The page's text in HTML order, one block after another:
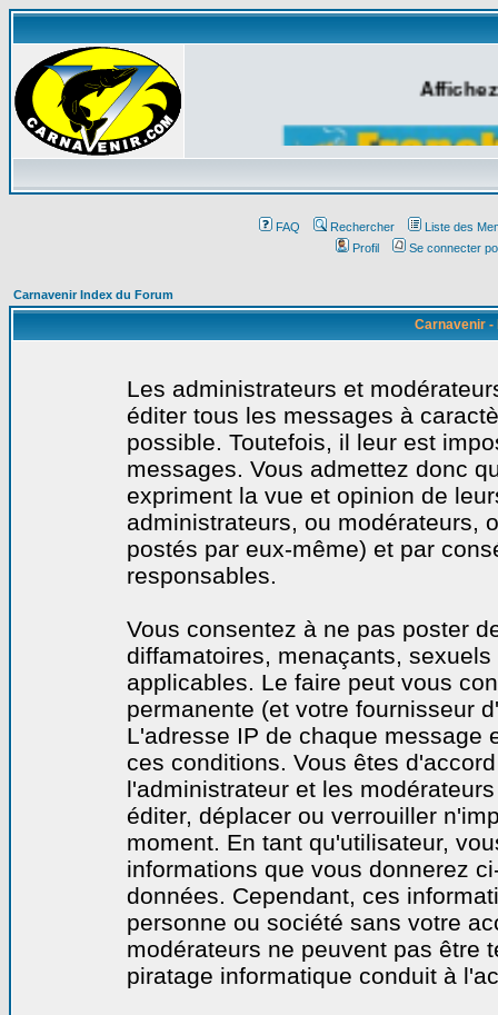
FAQ Rechercher
Liste des
Profil
Se connecter
Carnavenir Index du Forum
Carnavenir -
Les administrateurs et
éditer tous les messages à
possible. Toutefois, il leur est
messages. Vous admettez donc
expriment la vue et opinion de
administrateurs, ou modérateurs,
postés par eux-même) et par
responsables.
Vous consentez à ne pas poster
diffamatoires, menaçants,
applicables. Le faire peut vous
permanente (et votre fournisseur
L'adresse IP de chaque message
ces conditions. Vous êtes
l'administrateur et les
éditer, déplacer ou verrouiller
moment. En tant qu'utilisateur,
informations que vous donnerez
données. Cependant, ces
personne ou société sans votre
modérateurs ne peuvent pas être
piratage informatique conduit à